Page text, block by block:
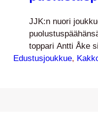
JJK:n nuori
toppari Antti Åke
JIPPO:sta. Upeita
Edustusjoukkue,